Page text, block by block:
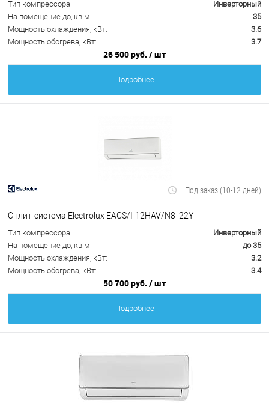
Тип компрессора
Инверторный
На помещение до, кв.м
35
Мощность охлаждения, кВт:
3.6
Мощность обогрева, кВт:
3.7
26 500 руб. / шт
Подробнее
Под заказ (10-12 дней)
Сплит-система Electrolux EACS/I-12HAV/N8_22Y
Тип компрессора
Инверторный
На помещение до, кв.м
до 35
Мощность охлаждения, кВт:
3.2
Мощность обогрева, кВт:
3.4
50 700 руб. / шт
Подробнее